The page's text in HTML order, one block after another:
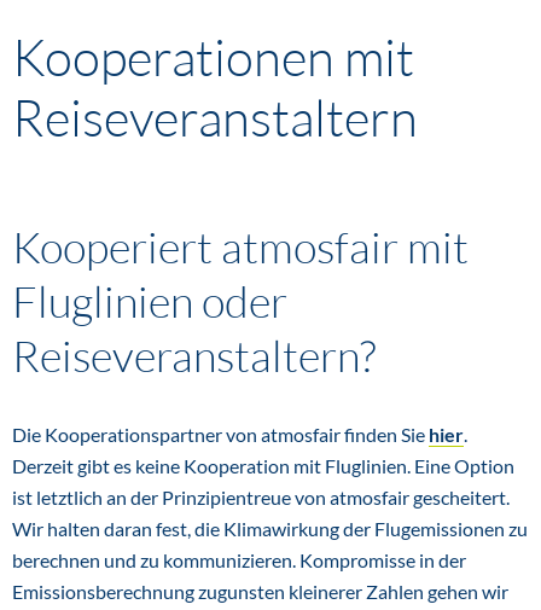
Kooperationen mit
Reiseveranstaltern
Kooperiert atmosfair mit
Fluglinien oder
Reiseveranstaltern?
Die Kooperationspartner von atmosfair finden Sie hier.
Derzeit gibt es keine Kooperation mit Fluglinien. Eine Option
ist letztlich an der Prinzipientreue von atmosfair gescheitert.
Wir halten daran fest, die Klimawirkung der Flugemissionen zu
berechnen und zu kommunizieren. Kompromisse in der
Emissionsberechnung zugunsten kleinerer Zahlen gehen wir